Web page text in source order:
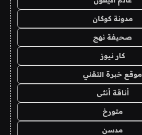
مدونة كوكان
صحيفة نهج
كار نيوز
موقع خبرة التقني
أناقة أنثى
متورخ
مدسن